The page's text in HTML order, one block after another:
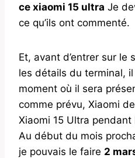
ce xiaomi 15 ultra Je
ce qu’ils ont commenté.
Et, avant d’entrer sur le
les détails du terminal,
moment où il sera
comme prévu, Xiaomi
Xiaomi 15 Ultra pendant
Au début du mois
je pouvais le faire 2